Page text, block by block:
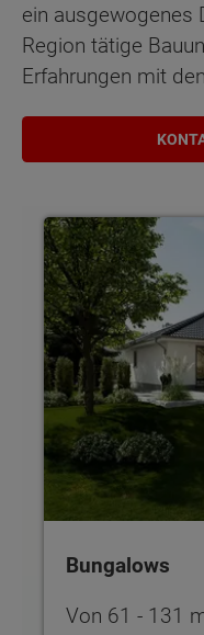
ein ausgewogenes
Region tätige
Erfahrungen mit
Bungalows
Bungalows
Von 61 - 131